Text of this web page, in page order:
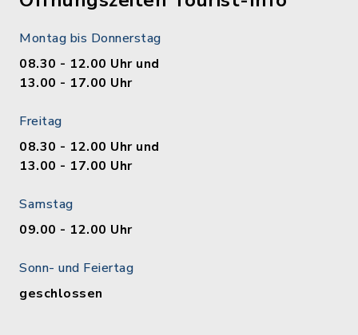
Montag bis Donnerstag
08.30 - 12.00 Uhr und
13.00 - 17.00 Uhr
Freitag
08.30 - 12.00 Uhr und
13.00 - 17.00 Uhr
Samstag
09.00 - 12.00 Uhr
Sonn- und Feiertag
geschlossen